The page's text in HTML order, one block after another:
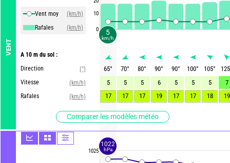
VENT
Vent moy
(km/h)
Rafales
(km/h)
A 10 m du sol :
Direction
(°)
Vitesse
(km/h)
Rafales
(km/h)
Comparer les modèles météo
10
0
1025
65° 70° 80° 90° 90° 100° 105°
125
5
5 5 6 5 5 5
7
17
17 17 19 17 17 18 19
5
km/h
1022
hPa